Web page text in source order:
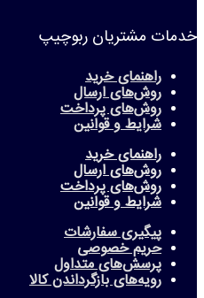
خدمات مشتریان ربوچیپ
راهنمای خرید
روش‌های ارسال
روش‌های پرداخت
شرایط و قوانین
راهنمای خرید
روش‌های ارسال
روش‌های پرداخت
شرایط و قوانین
پیگیری سفارشات
حریم خصوصی
پرسش‌های متداول
رویه‌های بازگرداندن کالا